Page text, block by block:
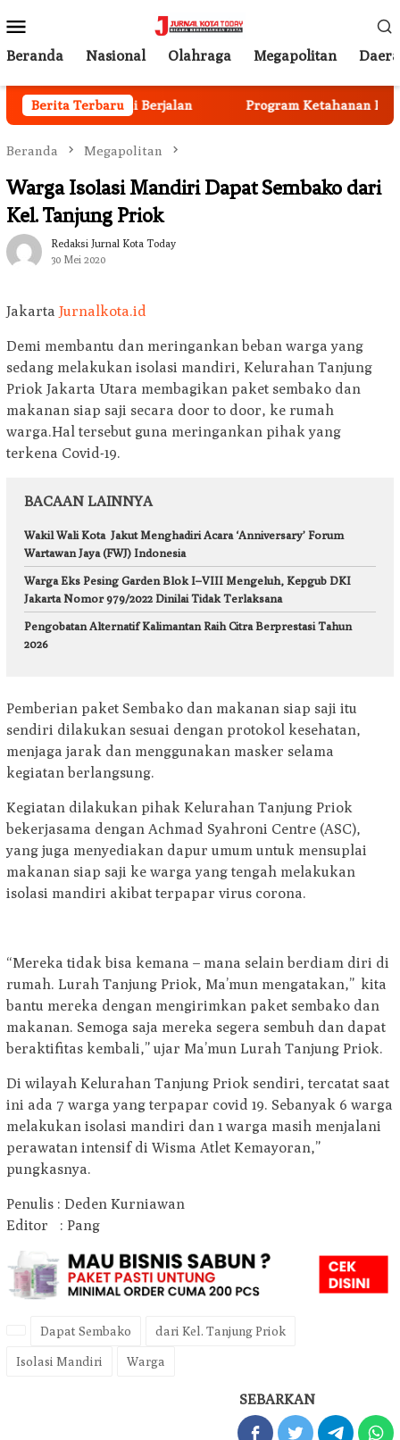
ke
kontenMobile
Beranda Nasional Olahraga Megapolitan
Berita Terbaru
Anggota Mulai Berjalan Program Ketahanan
Beranda Megapolitan
Warga Isolasi Mandiri Dapat Sembako dari
Kel. Tanjung Priok
Redaksi Jurnal Kota Today
30 Mei 2020
Jakarta Jurnalkota.id
Demi membantu dan meringankan beban warga yang
sedang melakukan isolasi mandiri, Kelurahan Tanjung
Priok Jakarta Utara membagikan paket sembako dan
makanan siap saji secara door to door, ke rumah
warga.Hal tersebut guna meringankan pihak yang
terkena Covid-19.
BACAAN LAINNYA
Wakil Wali Kota Jakut Menghadiri Acara ‘Anniversary’ Forum
Wartawan Jaya (FWJ) Indonesia
Warga Eks Pesing Garden Blok I–VIII Mengeluh, Kepgub DKI
Jakarta Nomor 979/2022 Dinilai Tidak Terlaksana
Pengobatan Alternatif Kalimantan Raih Citra Berprestasi Tahun
2026
Pemberian paket Sembako dan makanan siap saji itu
sendiri dilakukan sesuai dengan protokol kesehatan,
menjaga jarak dan menggunakan masker selama
kegiatan berlangsung.
Kegiatan dilakukan pihak Kelurahan Tanjung Priok
bekerjasama dengan Achmad Syahroni Centre (ASC),
yang juga menyediakan dapur umum untuk mensuplai
makanan siap saji ke warga yang tengah melakukan
isolasi mandiri akibat terpapar virus corona.
“Mereka tidak bisa kemana – mana selain berdiam diri di
rumah. Lurah Tanjung Priok, Ma’mun mengatakan,” kita
bantu mereka dengan mengirimkan paket sembako dan
makanan. Semoga saja mereka segera sembuh dan dapat
beraktifitas kembali,” ujar Ma’mun Lurah Tanjung Priok.
Di wilayah Kelurahan Tanjung Priok sendiri, tercatat saat
ini ada 7 warga yang terpapar covid 19. Sebanyak 6 warga
melakukan isolasi mandiri dan 1 warga masih menjalani
perawatan intensif di Wisma Atlet Kemayoran,”
pungkasnya.
Penulis : Deden Kurniawan
Editor : Pang
Dapat Sembako dari Kel. Tanjung Priok
Isolasi Mandiri Warga
SEBARKAN